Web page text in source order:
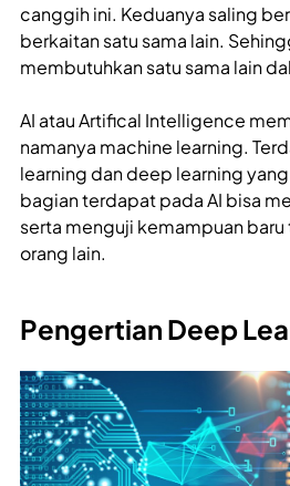
canggih ini. Keduanya saling
berkaitan satu sama lain.
membutuhkan satu sama lain
AI atau Artifical Intelligence
namanya machine learning.
learning dan deep learning
bagian terdapat pada AI bisa
serta menguji kemampuan
orang lain.
Pengertian Deep